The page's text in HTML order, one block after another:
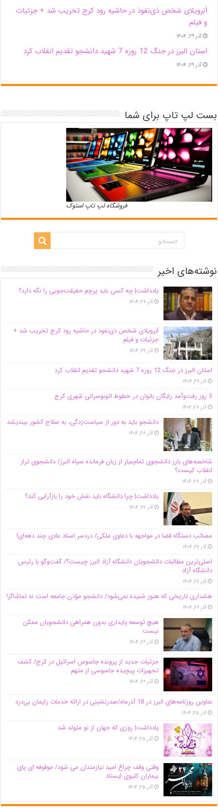
اَبَر‌ویلای شخص ذی‌نفوذ در حاشیه‌ رود کرج تخریب شد + جزئیات
و فیلم
آذر ۲۹, ۱۴۰۴
استان البرز در جنگ 12 روزه 7 شهید دانشجو تقدیم انقلاب کرد
آذر ۲۹, ۱۴۰۴
بست لپ تاپ برای شما
فروشگاه لپ تاپ استوک
نوشته‌های اخیر
یادداشت| ‌چه کسی باید پرچم حقیقت‌جویی را نگه دارد؟
آذر ۲۹, ۱۴۰۴
اَبَر‌ویلای شخص ذی‌نفوذ در حاشیه‌ رود کرج تخریب شد +
جزئیات و فیلم
آذر ۲۹, ۱۴۰۴
استان البرز در جنگ 12 روزه 7 شهید دانشجو تقدیم انقلاب کرد
آذر ۲۹, ۱۴۰۴
3 روز رفت‌وآمد رایگان بانوان در خطوط اتوبوسرانی شهری کرج
آذر ۲۸, ۱۴۰۴
دانشجو باید به دور از سیاست‌زدگی، به صلاح کشور بیندیشد
آذر ۲۸, ۱۴۰۴
شاخصه‌های بارز دانشجوی تمام‌عیار از زبان فرمانده سپاه البرز/ دانشجوی تراز
انقلاب کیست؟
آذر ۲۸, ۱۴۰۴
یادداشت| چرا دانشگاه باید نقش خود را بازآرایی کند؟
آذر ۲۷, ۱۴۰۴
مصائب دستگاه قضا در مواجهه با دعاوی ملکی/ دردسر اسناد عادی چند‌ دهه‌ای!
آذر ۲۷, ۱۴۰۴
اصلی‌ترین مطالبات دانشجویان دانشگاه آزاد البرز چیست؟/ گفت‌وگو با رئیس
دانشگاه آز‌اد
آذر ۲۷, ۱۴۰۴
هشداری تاریخی که هنوز شنیده نمی‌شود/ دانشجو مؤذن جامعه است نه تماشاگر!
آذر ۲۶, ۱۴۰۴
هیچ توسعه پایداری بدون همراهی دانشجویان ممکن
نیست
آذر ۲۶, ۱۴۰۴
جزئیات جدید از پرونده جاسوس اسرائیل در کرج/‌ کشف
تجهیزات پیچیده جاسوسی از متهم
آذر ۲۶, ۱۴۰۴
عناوین روزنامه‌های البرز در ‌18 آذرماه/صدرنشینی در ارائه خدمات زایمان بی‌درد
آذر ۲۵, ۱۴۰۴
یادداشت| روزی که جهان از نو متولد شد
آذر ۲۵, ۱۴۰۴
وقتی وقف چراغ امید نیازمندان می شود/ موقوفه ای پای
بیماران کلیوی ایستاد
آذر ۲۵, ۱۴۰۴